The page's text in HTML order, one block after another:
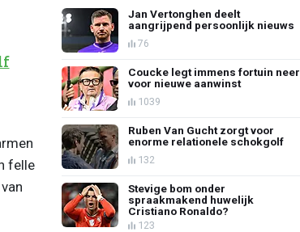
felle
Jan Vertonghen deelt
aangrijpend persoonlijk nieuws
76
Coucke legt immens fortuin neer
voor nieuwe aanwinst
1039
Ruben Van Gucht zorgt voor
enorme relationele schokgolf
132
Stevige bom onder
spraakmakend huwelijk
Cristiano Ronaldo?
123